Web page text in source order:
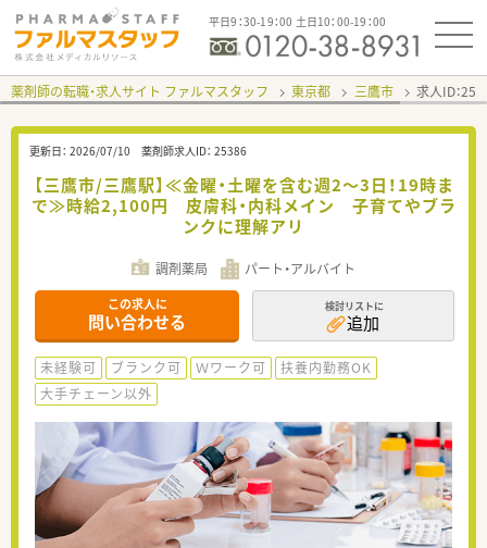
平日9：30-19：00 土日10：00-19：00
薬剤師の転職・求人サイト ファルマスタッフ 東京都 三鷹市 求人ID：
更新日： 2026/07/10 薬剤師求人ID： 25386
【三鷹市/三鷹駅】≪金曜・土曜を含む週2～3日！19時ま
で≫時給2,100円 皮膚科・内科メイン 子育てやブラ
ンクに理解アリ
調剤薬局 パート・アルバイト
この求人に
問い合わせる
検討リストに
追加
未経験可 ブランク可 Ｗワーク可
扶養内勤務OK
大手チェーン以外